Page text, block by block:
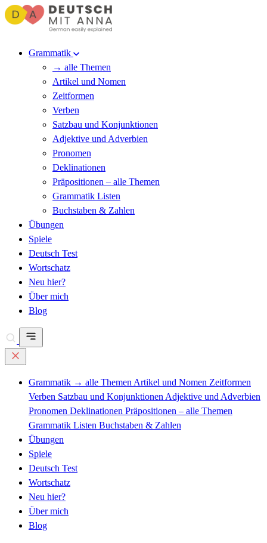
Grammatik
→ alle Themen
Artikel und Nomen
Zeitformen
Verben
Satzbau und Konjunktionen
Adjektive und Adverbien
Pronomen
Deklinationen
Präpositionen – alle Themen
Grammatik Listen
Buchstaben & Zahlen
Übungen
Spiele
Deutsch Test
Wortschatz
Neu hier?
Über mich
Blog
Grammatik → alle Themen Artikel und Nomen Zeitformen
Verben Satzbau und Konjunktionen Adjektive und Adverbien
Pronomen Deklinationen Präpositionen – alle Themen
Grammatik Listen Buchstaben & Zahlen
Übungen
Spiele
Deutsch Test
Wortschatz
Neu hier?
Über mich
Blog